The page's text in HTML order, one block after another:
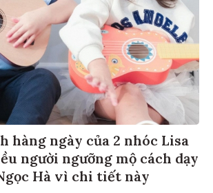
hàng ngày của 2 nhóc Lisa
người ngưỡng mộ cách dạy
Hà vì chi tiết này